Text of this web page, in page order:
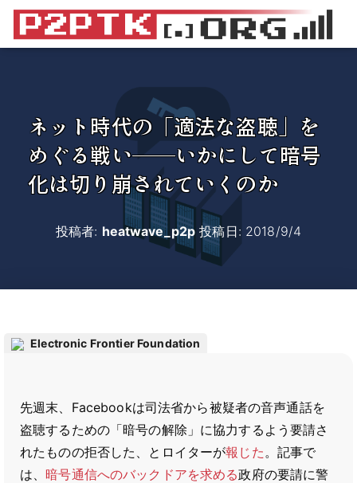
ネット時代の「適法な盗聴」を
めぐる戦い――いかにして暗号
化は切り崩されていくのか
投稿者: heatwave_p2p 投稿日: 2018/9/4
Electronic Frontier Foundation
先週末、Facebookは司法省から被疑者の音声通話を
盗聴するための「暗号の解除」に協力するよう要請さ
れたものの拒否した、とロイターが報じた。記事で
は、暗号通信へのバックドアを求める政府の要請に警